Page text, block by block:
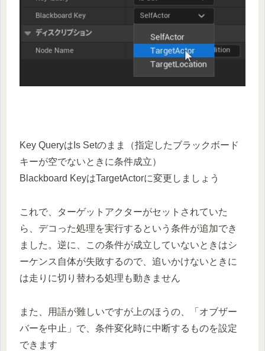
Key QueryはIs Setのまま（指定したブラックボード
キーが空でないときに条件成立）
Blackboard KeyはTargetActorに変更しましょう
これで、ターゲットアクターがセットされていた
ら、デコった処理を実行するという条件が追加でき
ました。逆に、この条件が成立していないときはシ
ーケンス自体が失敗するので、追いかけないときに
は走りに切り替わる処理も動きません
また、用語が難しいですが上のほうの、「オブザー
バーを中止」で、条件変化時に中断するものを設定
できます